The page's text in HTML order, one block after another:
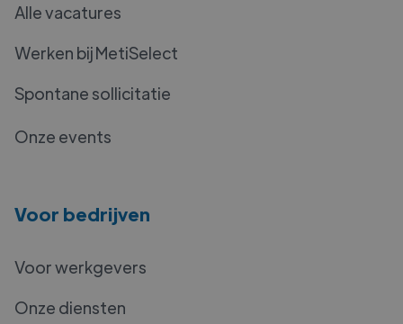
Alle vacatures
Werken bij MetiSelect
Spontane sollicitatie
Onze events
Voor bedrijven
Voor werkgevers
Onze diensten